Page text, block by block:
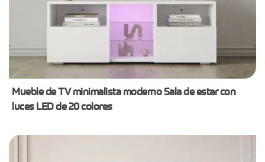
Mueble de TV minimalista moderno Sala de estar con
luces LED de 20 colores